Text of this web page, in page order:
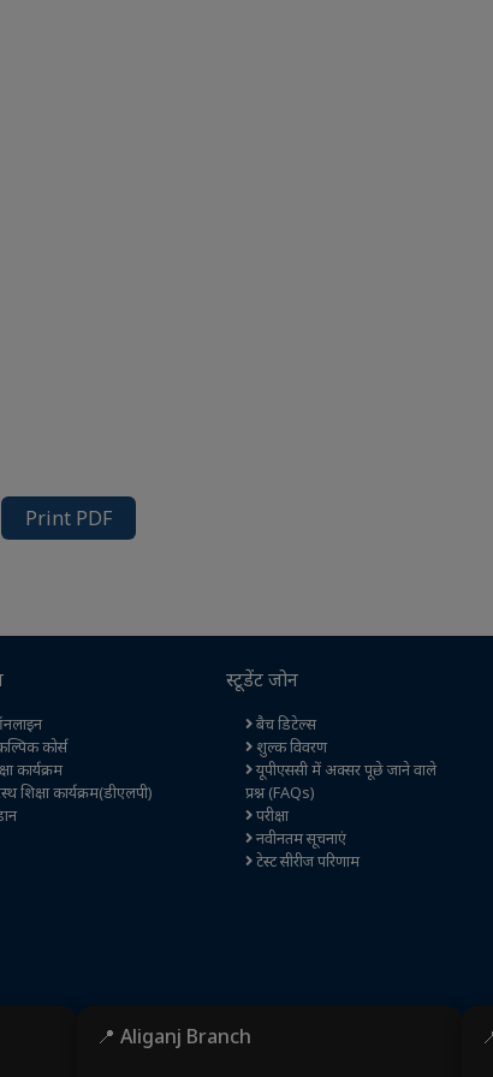
Print PDF
कोर्स
कार्यक्रम
शिक्षा कार्यक्रम(डीएलपी)
स्टूडेंट जोन
बैच डिटेल्स
शुल्क विवरण
यूपीएससी में अक्सर पूछे जाने वाले
प्रश्न (FAQs)
परीक्षा
नवीनतम सूचनाएं
टेस्ट सीरीज परिणाम
📍 Aliganj Branch